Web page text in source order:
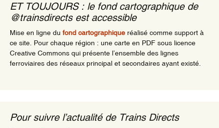
ET TOUJOURS : le fond cartographique de
@trainsdirects est accessible
Mise en ligne du fond cartographique réalisé comme support à
ce site. Pour chaque région : une carte en PDF sous licence
Creative Commons qui présente l’ensemble des lignes
ferroviaires des réseaux principal et secondaires ayant existé.
Pour suivre l’actualité de Trains Directs